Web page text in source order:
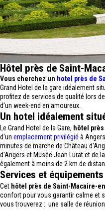
Hôtel près de Saint-
Vous cherchez un hotel près de
Grand Hotel de la gare idéalement
profitez de services de qualité lors
d'un week-end en amoureux.
Un hotel idéalement
Le Grand Hotel de la Gare, hôtel
d'un emplacement privilégié à
minutes de marche de Château
d'Angers et Musée Jean Lurat et de
également à moins de 2 km de
Services et équipements
Cet hôtel près de Saint-Macaire-
confort pour vous garantir calme et
vous trouverez : une salle de